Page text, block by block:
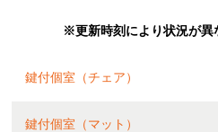
※更新時刻により状況が異
鍵付個室（チェア）
鍵付個室（マット）